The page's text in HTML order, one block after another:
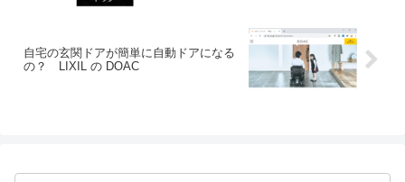
自宅の玄関ドアが簡単に自動ドアになる
の？ LIXIL の DOAC